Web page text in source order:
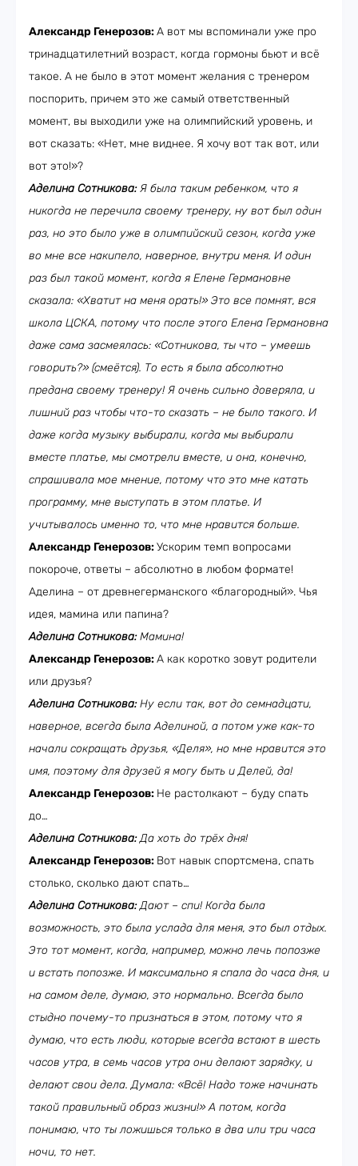
Александр Генерозов:А вот мы вспоминали уже про
тринадцатилетний возраст, когда гормоны бьют и всё
такое. А не было в этот момент желания с тренером
поспорить, причем это же самый ответственный
момент, вы выходили уже на олимпийский уровень, и
вот сказать: «Нет, мне виднее. Я хочу вот так вот, или
вот это!»?
Аделина Сотникова:Я была таким ребенком, что я
никогда не перечила своему тренеру, ну вот был один
раз, но это было уже в олимпийский сезон, когда уже
во мне все накипело, наверное, внутри меня. И один
раз был такой момент, когда я Елене Германовне
сказала: «Хватит на меня орать!» Это все помнят, вся
школа ЦСКА, потому что после этого Елена Германовна
даже сама засмеялась: «Сотникова, ты что – умеешь
говорить?» (смеётся). То есть я была абсолютно
предана своему тренеру! Я очень сильно доверяла, и
лишний раз чтобы что-то сказать – не было такого. И
даже когда музыку выбирали, когда мы выбирали
вместе платье, мы смотрели вместе, и она, конечно,
спрашивала мое мнение, потому что это мне катать
программу, мне выступать в этом платье. И
учитывалось именно то, что мне нравится больше.
Александр Генерозов:Ускорим темп вопросами
покороче, ответы – абсолютно в любом формате!
Аделина – от древнегерманского «благородный». Чья
идея, мамина или папина?
Аделина Сотникова:Мамина!
Александр Генерозов:А как коротко зовут родители
или друзья?
Аделина Сотникова:Ну если так, вот до семнадцати,
наверное, всегда была Аделиной, а потом уже как-то
начали сокращать друзья, «Деля», но мне нравится это
имя, поэтому для друзей я могу быть и Делей, да!
Александр Генерозов: Не растолкают – буду спать
до…
Аделина Сотникова:Да хоть до трёх дня!
Александр Генерозов: Вот навык спортсмена, спать
столько, сколько дают спать…
Аделина Сотникова:Дают – спи! Когда была
возможность, это была услада для меня, это был отдых.
Это тот момент, когда, например, можно лечь попозже
и встать попозже. И максимально я спала до часа дня, и
на самом деле, думаю, это нормально. Всегда было
стыдно почему-то признаться в этом, потому что я
думаю, что есть люди, которые всегда встают в шесть
часов утра, в семь часов утра они делают зарядку, и
делают свои дела. Думала: «Всё! Надо тоже начинать
такой правильный образ жизни!» А потом, когда
понимаю, что ты ложишься только в два или три часа
ночи, то нет.